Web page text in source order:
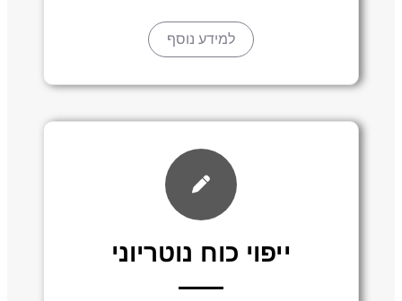
למידע נוסף
ייפוי כוח נוטריוני